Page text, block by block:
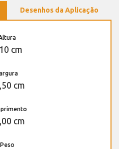
Desenhos da Aplicação
cm
cm
cm
Peso